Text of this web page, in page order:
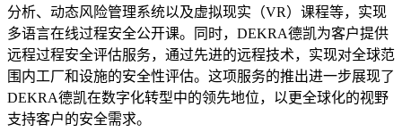
分析、动态风险管理系统以及虚拟现实（VR）课程等，实现
多语言在线过程安全公开课。同时，DEKRA德凯为客户提供
远程过程安全评估服务，通过先进的远程技术，实现对全球范
围内工厂和设施的安全性评估。这项服务的推出进一步展现了
DEKRA德凯在数字化转型中的领先地位，以更全球化的视野
支持客户的安全需求。